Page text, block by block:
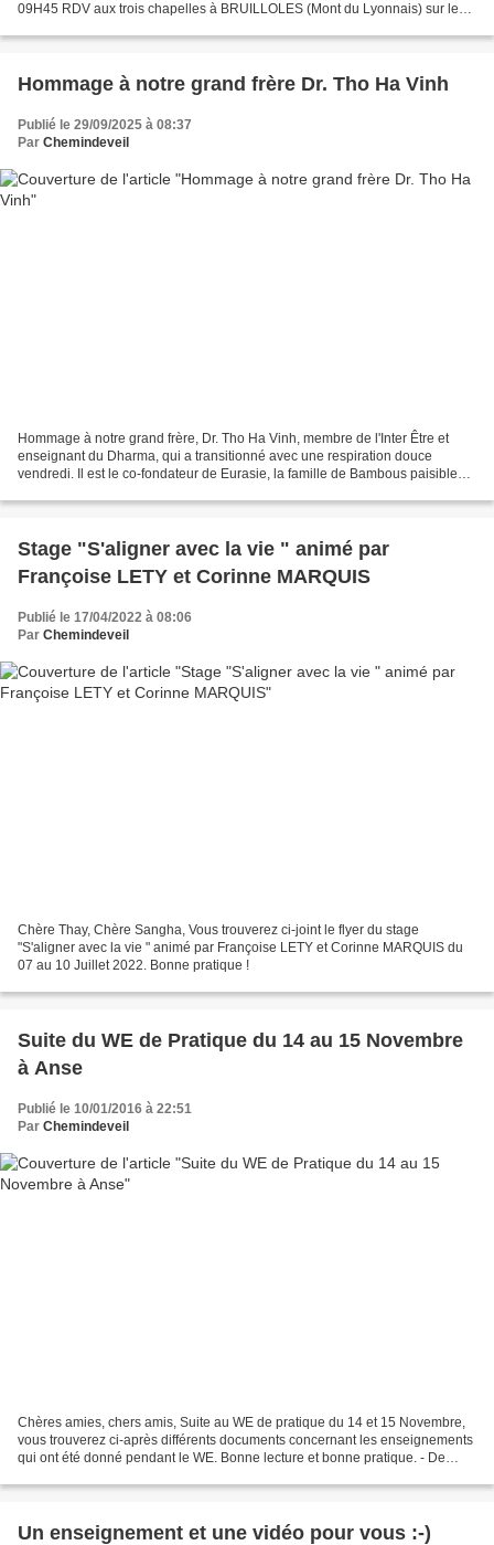
09H45 RDV aux trois chapelles à BRUILLOLES (Mont du Lyonnais) sur le
place.Pique...
Hommage à notre grand frère Dr. Tho Ha Vinh
Publié le 29/09/2025 à 08:37
Par Chemindeveil
Hommage à notre grand frère, Dr. Tho Ha Vinh, membre de l'Inter Être et
enseignant du Dharma, qui a transitionné avec une respiration douce
vendredi. Il est le co-fondateur de Eurasie, la famille de Bambous paisibles à
Stage "S'aligner avec la vie " animé par
Françoise LETY et Corinne MARQUIS
Publié le 17/04/2022 à 08:06
Par Chemindeveil
Chère Thay, Chère Sangha, Vous trouverez ci-joint le flyer du stage
"S'aligner avec la vie " animé par Françoise LETY et Corinne MARQUIS du
07 au 10 Juillet 2022. Bonne pratique !
Suite du WE de Pratique du 14 au 15 Novembre
à Anse
Publié le 10/01/2016 à 22:51
Par Chemindeveil
Chères amies, chers amis, Suite au WE de pratique du 14 et 15 Novembre,
vous trouverez ci-après différents documents concernant les enseignements
qui ont été donné pendant le WE. Bonne lecture et bonne pratique. - De
Un enseignement et une vidéo pour vous :-)